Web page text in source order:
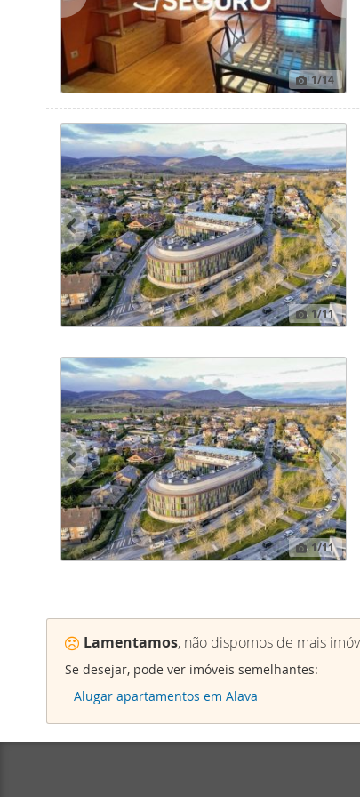
1/14
1/11
1/11
Lamentamos, não dispomos de mais
Se desejar, pode ver imóveis semelhantes:
Alugar apartamentos em Alava